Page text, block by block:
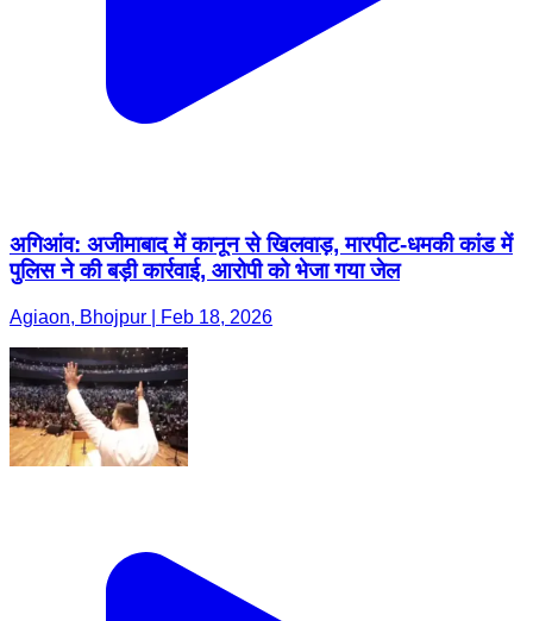
अगिआंव: अजीमाबाद में कानून से खिलवाड़, मारपीट-धमकी कांड में
पुलिस ने की बड़ी कार्रवाई, आरोपी को भेजा गया जेल
Agiaon, Bhojpur | Feb 18, 2026